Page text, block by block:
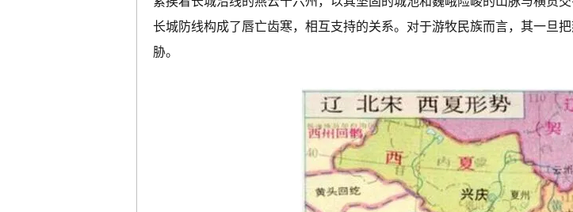
长城防线构成了唇亡齿寒，相互支持的关系。对于游牧民族而言，其一旦
胁。